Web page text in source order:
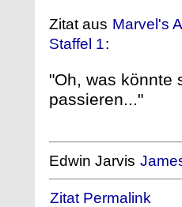
Zitat aus Marvel's
Staffel 1:
"Oh, was könnte
passieren..."
Edwin Jarvis
Zitat Permalink